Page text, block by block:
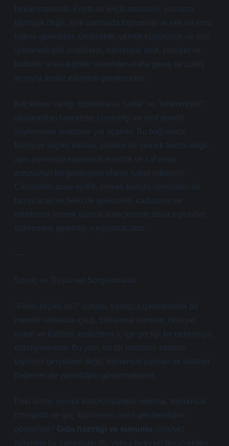
beklenmektedir. Fileto ve kılçık meselesi, yalnızca
biyolojik değil, aynı zamanda toplumsal ve etik bir soru
haline gelecektir. Gelecekte, yemek kültürünün ve etin
işlenmesi gibi pratiklerin, toplumsal sınıf, cinsiyet ve
kültürler arası ilişkiler üzerinden daha geniş bir bakış
açısıyla analiz edilmesi gerekecektir.
Kılçıkların varlığı, toplumların “saflık” ve “kirlenmişlik”
algılarından hareketle, cinsiyetçi ve sınıf temelli
söylemlerin analizine yol açabilir. Bu bağlamda,
filetoyun kılçıklı olması, sadece bir yemek tercihi değil,
aynı zamanda toplumsal temizlik ve saf olma
arzusunun bir göstergesi olarak kabul edilebilir.
Cinsiyetler arası eşitlik, yemek kültürü üzerinden de
tartışılacak ve belki de gelecekte, kadınların ve
erkeklerin yemek yapma süreçlerinde daha eşit roller
üstlenmesi gerektiği vurgulanacaktır.
—
Sonuç ve Düşünsel Sorgulamalar
“Fileto kılçıklı mı?” sorusu, yalnızca gastronomik bir
mesele olmaktan çıkıp, toplumsal normlar, cinsiyet
rolleri ve kültürel analizlerin iç içe geçtiği bir tartışmaya
dönüşmektedir. Bu yazı, bu tür soruların sadece
biyolojik gerçekleri değil, toplumsal yapıları ve kültürel
değerleri de yansıttığını göstermektedir.
Peki sizce, yemek kültürümüzdeki normlar, toplumsal
cinsiyetin ve güç ilişkilerinin nasıl şekillendiğini
gösteriyor? Gıda hazırlığı ve sunumu , cinsiyet
rollerinin bir yansıması mı, yoksa bireysel tercihlerden